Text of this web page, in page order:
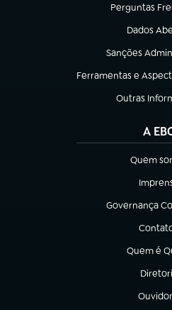
Perguntas
(abre em
Dados
(abre em
Sanções
(abre em nova
Ferramentas e
(abre em nova aba)
Outras
(abre em
A
Quem
(abre em
(abre
Governança
(abre em nova
(abre
Quem é
(abre em
(abre
(abre